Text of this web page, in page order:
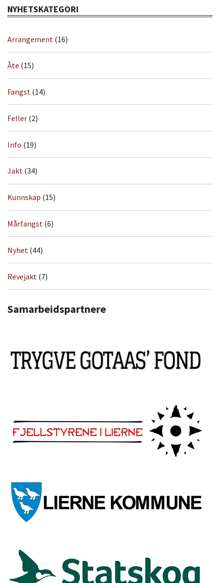
NYHETSKATEGORI
Arrangement (16)
Åte (15)
Fangst (14)
Feller (2)
Info (19)
Jakt (34)
Kunnskap (15)
Mårfangst (6)
Nyhet (44)
Revejakt (7)
Samarbeidspartnere